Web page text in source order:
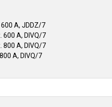
A, JDDZ/7
600 A, DIVQ/7
800 A, DIVQ/7
A, DIVQ/7